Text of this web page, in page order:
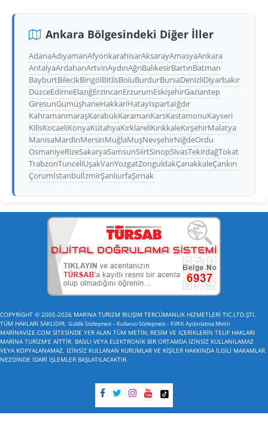
Ankara Bölgesindeki Diğer İller
AdanaAdıyamanAfyonkarahisarAksarayAmasyaAnkara
AntalyaArdahanArtvinAydınAğrıBalıkesirBartınBatman
BayburtBilecikBingölBitlisBoluBurdurBursaDenizliDiyarbakır
DüzceEdirneElazığErzincanErzurumEskişehirGaziantep
GiresunGümüşhaneHakkariHatayIspartaIğdır
KahramanmaraşKarabükKaramanKarsKastamonuKayseri
KilisKocaeliKonyaKütahyaKırklareliKırıkkaleKırşehirMalatya
ManisaMardinMersinMuğlaMuşNevşehirNiğdeOrdu
OsmaniyeRizeSakaryaSamsunSiirtSinopSivasTekirdağTokat
TrabzonTunceliUşakVanYozgatZonguldakÇanakkaleÇankırı
ÇorumİstanbulİzmirŞanlıurfaŞırnak
COPYRİGHT © 2005-2026 MARİNA TURİZM BİLİŞİM TERCÜMANLIK HİZMETLERİ TİC.LTD.ŞTİ.
TÜM HAKLARI SAKLIDIR. Gizlilik Sözleşmesi - Kullanıcı Sözleşmesi - KVKK Aydınlatma Metni
MARİNAVİZE.COM SİTESİNDE YER ALAN TÜM METİN, RESİM VE İÇERİKLERİN TELİF HAKLARI
MARİNA TURİZM'E AİTTİR. BASILI VEYA ELEKTRONİK BİR ORTAMDA İZİNSİZ KULLANILAMAZ
VEYA KOPYALANAMAZ. İZİNSİZ KULLANAN KURUMLAR VE KİŞİLER HAKKINDA İLGİLİ MAKAMLAR
NEZDİNDE İDARİ İŞLEMLER BAŞLATILACAKTIR.